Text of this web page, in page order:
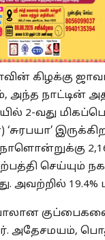
கிழக்கு
அந்த நாட்டின்
2-வது
செய்யும்
அவற்றில்
அதேசமயம்,